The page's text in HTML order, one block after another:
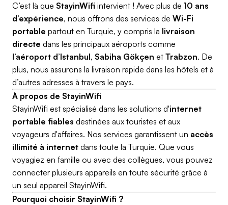
C’est là que StayinWifi intervient ! Avec plus de 10 ans
d’expérience, nous offrons des services de Wi-Fi
portable partout en Turquie, y compris la livraison
directe dans les principaux aéroports comme
l’aéroport d’Istanbul, Sabiha Gökçen et Trabzon. De
plus, nous assurons la livraison rapide dans les hôtels et à
d’autres adresses à travers le pays.
À propos de StayinWifi
StayinWifi est spécialisé dans les solutions d'internet
portable fiables destinées aux touristes et aux
voyageurs d'affaires. Nos services garantissent un accès
illimité à internet dans toute la Turquie. Que vous
voyagiez en famille ou avec des collègues, vous pouvez
connecter plusieurs appareils en toute sécurité grâce à
un seul appareil StayinWifi.
Pourquoi choisir StayinWifi ?